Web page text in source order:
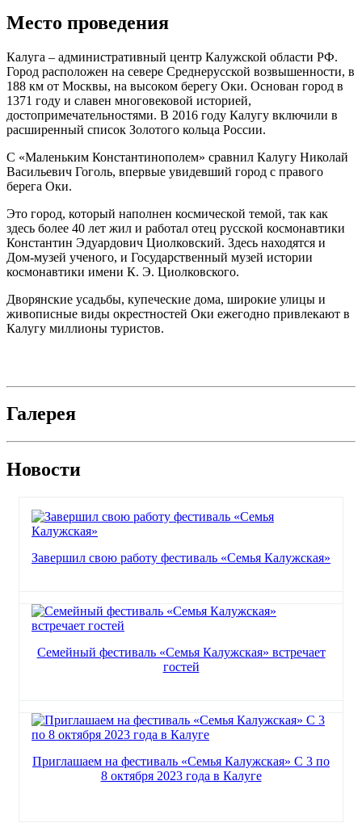
Место проведения
Калуга – административный центр Калужской области РФ.
Город расположен на севере Среднерусской возвышенности, в
188 км от Москвы, на высоком берегу Оки. Основан город в
1371 году и славен многовековой историей,
достопримечательностями. В 2016 году Калугу включили в
расширенный список Золотого кольца России.
С «Маленьким Константинополем» сравнил Калугу Николай
Васильевич Гоголь, впервые увидевший город с правого
берега Оки.
Это город, который наполнен космической темой, так как
здесь более 40 лет жил и работал отец русской космонавтики
Константин Эдуардович Циолковский. Здесь находятся и
Дом-музей ученого, и Государственный музей истории
космонавтики имени К. Э. Циолковского.
Дворянские усадьбы, купеческие дома, широкие улицы и
живописные виды окрестностей Оки ежегодно привлекают в
Калугу миллионы туристов.
Галерея
Новости
Завершил свою работу фестиваль «Семья Калужская»
Семейный фестиваль «Семья Калужская» встречает
гостей
Приглашаем на фестиваль «Семья Калужская» С 3 по
8 октября 2023 года в Калуге